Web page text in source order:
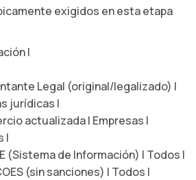
exigidos en esta etapa
|
Legal (original/legalizado) |
jurídicas |
actualizada | Empresas |
|
(Sistema de Información) | Todos |
(sin sanciones) | Todos |